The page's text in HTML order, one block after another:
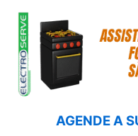
para
conteúdo
AGENDE A